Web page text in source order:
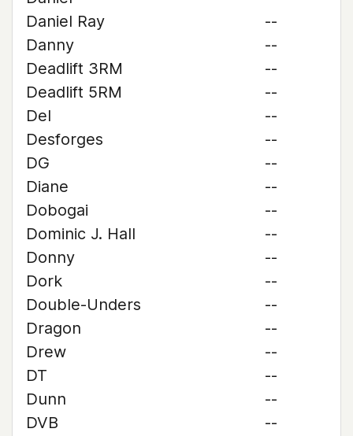
Daniel Ray
--
Danny
--
Deadlift 3RM
--
Deadlift 5RM
--
Del
--
Desforges
--
DG
--
Diane
--
Dobogai
--
Dominic J. Hall
--
Donny
--
Dork
--
Double-Unders
--
Dragon
--
Drew
--
DT
--
Dunn
--
DVB
--